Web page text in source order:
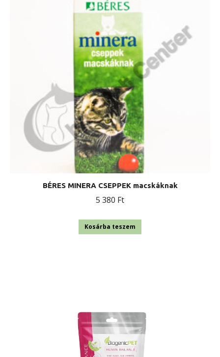
BÉRES MINERA CSEPPEK macskáknak
5 380 Ft
Kosárba teszem